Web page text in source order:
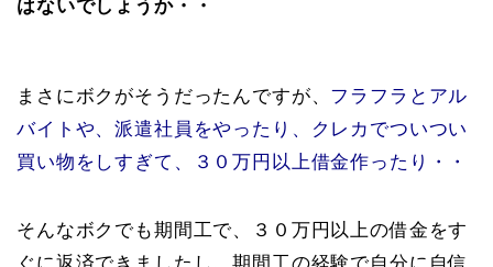
はないでしょうか・・
まさにボクがそうだったんですが、 フラフラとアル
バイトや、派遣社員をやったり、クレカでついつい
買い物をしすぎて、３０万円以上借金作ったり・・
そんなボクでも期間工で、３０万円以上の借金をす